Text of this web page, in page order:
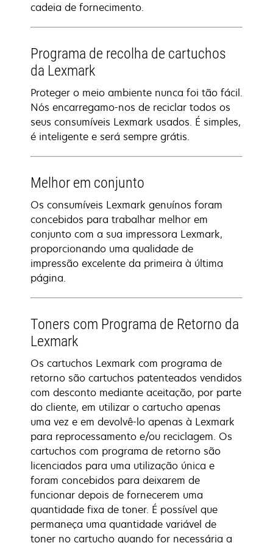
cadeia de fornecimento.
Programa de recolha de cartuchos
da Lexmark
Proteger o meio ambiente nunca foi tão fácil.
Nós encarregamo-nos de reciclar todos os
seus consumíveis Lexmark usados. É simples,
é inteligente e será sempre grátis.
Melhor em conjunto
Os consumíveis Lexmark genuínos foram
concebidos para trabalhar melhor em
conjunto com a sua impressora Lexmark,
proporcionando uma qualidade de
impressão excelente da primeira à última
página.
Toners com Programa de Retorno da
Lexmark
Os cartuchos Lexmark com programa de
retorno são cartuchos patenteados vendidos
com desconto mediante aceitação, por parte
do cliente, em utilizar o cartucho apenas
uma vez e em devolvê-lo apenas à Lexmark
para reprocessamento e/ou reciclagem. Os
cartuchos com programa de retorno são
licenciados para uma utilização única e
foram concebidos para deixarem de
funcionar depois de fornecerem uma
quantidade fixa de toner. É possível que
permaneça uma quantidade variável de
toner no cartucho quando for necessária a